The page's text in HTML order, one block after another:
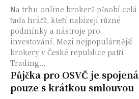
Na trhu online brokerů působí celá
řada hráčů, kteří nabízejí různé
podmínky a nástroje pro
investování. Mezi nejpopulárnější
brokery v České republice patří
Trading...
Půjčka pro OSVČ je spojená
pouze s krátkou smlouvou